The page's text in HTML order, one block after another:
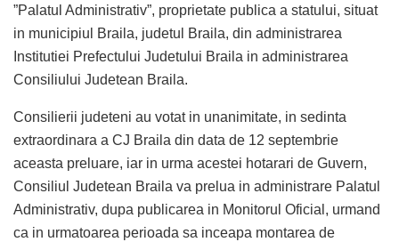
”Palatul Administrativ”, proprietate publica a statului, situat
in municipiul Braila, judetul Braila, din administrarea
Institutiei Prefectului Judetului Braila in administrarea
Consiliului Judetean Braila.
Consilierii judeteni au votat in unanimitate, in sedinta
extraordinara a CJ Braila din data de 12 septembrie
aceasta preluare, iar in urma acestei hotarari de Guvern,
Consiliul Judetean Braila va prelua in administrare Palatul
Administrativ, dupa publicarea in Monitorul Oficial, urmand
ca in urmatoarea perioada sa inceapa montarea de